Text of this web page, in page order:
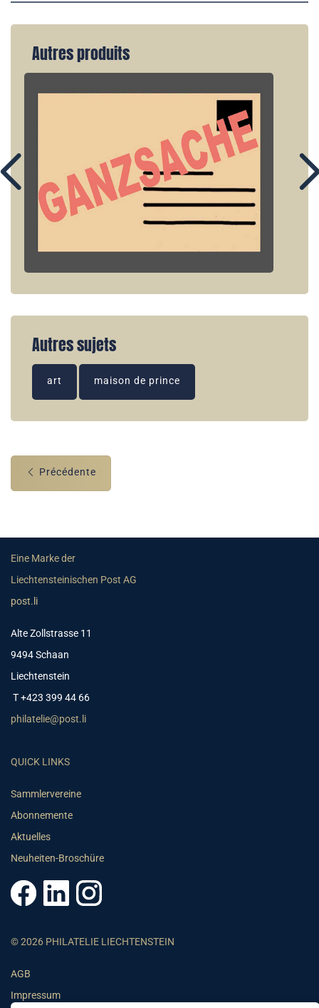
Autres produits
Autres sujets
art maison de prince
Précédente
Eine Marke der
Liechtensteinischen Post AG
post.li
Alte Zollstrasse 11
9494 Schaan
Liechtenstein
T +423 399 44 66
philatelie@post.li
QUICK LINKS
Sammlervereine
Abonnemente
Aktuelles
Neuheiten-Broschüre
© 2026 PHILATELIE LIECHTENSTEIN
AGB
Impressum